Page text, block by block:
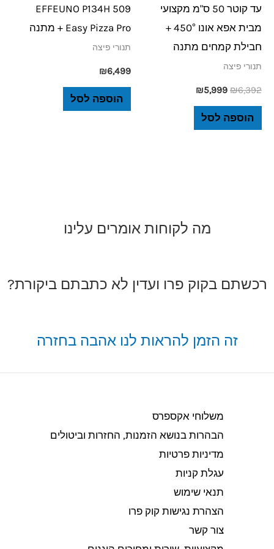
עד קוטר 50 ס"מ מקצועי
מבית אפא אונו 450° +
חבילת קמחים מתנה
תנורי פיצה
₪6,392
₪5,999
הוספה לסל
EFFEUNO P134H 509
Easy Pizza Pro + מתנה
תנורי פיצה
₪6,499
הוספה לסל
מה לקוחות אומרים עלינו
רכשתם בקוק פרו ועדין לא כתבתם ביקורת?
זה הזמן להראות לנו אהבה בחזרה
משלוחי אקספרס
הבהרות בנושא הזמנות, החזרות וביטולים​
מדיניות פרטיות
עגלת קניות
תנאי שימוש
הצהרת נגישות קוק פרו
צור קשר